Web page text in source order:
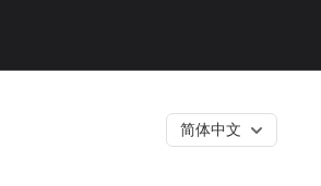
简体中文